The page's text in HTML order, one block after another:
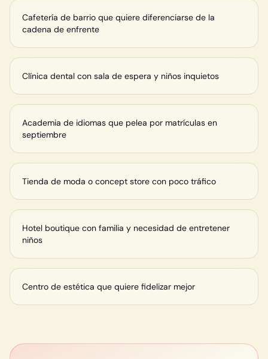
Cafetería de barrio que quiere diferenciarse de la
cadena de enfrente
Clínica dental con sala de espera y niños inquietos
Academia de idiomas que pelea por matrículas en
septiembre
Tienda de moda o concept store con poco tráfico
Hotel boutique con familia y necesidad de entretener
niños
Centro de estética que quiere fidelizar mejor